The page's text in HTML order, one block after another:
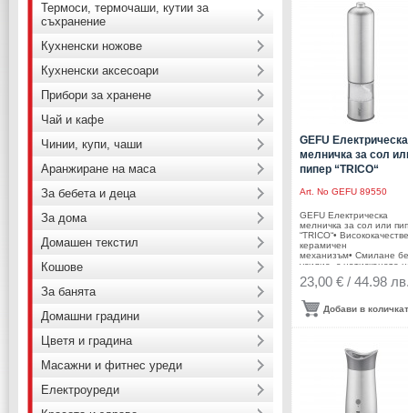
GEFU Електрическа
мелничка за сол
пипер “TRICO“
Art. No GEFU 89550
GEFU Електрическа
мелничка за сол или
“TRICO“•
керамичен
механизъм• Смилане
усилие, с натискането
бутон• Интегрирана
светлина• Включени 4
гр. черен пипер или 80
сол• Безстепенно
висококачествена
неръждаема стомана,
пластмаса, керамична
мелницаПроизводител:
23,00 € / 44.98
Добави в
Термоси, термочаши, кутии за
съхранение
Кухненски ножове
Кухненски аксесоари
Прибори за хранене
Чай и кафе
Чинии, купи, чаши
Аранжиране на маса
За бебета и деца
За дома
Домашен текстил
Кошове
За банята
Домашни градини
Цветя и градина
Масажни и фитнес уреди
Електроуреди